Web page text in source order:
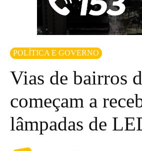
POLÍTICA E GOVERNO
Vias de bairros
começam a
lâmpadas de